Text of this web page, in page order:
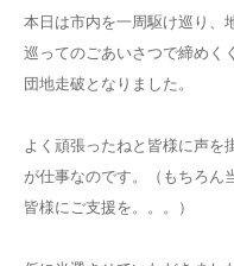
本日は市内を一周駆け巡り、
巡ってのごあいさつで締めく
団地走破となりました。
よく頑張ったねと皆様に声を
が仕事なのです。（もちろん
皆様にご支援を。。。）